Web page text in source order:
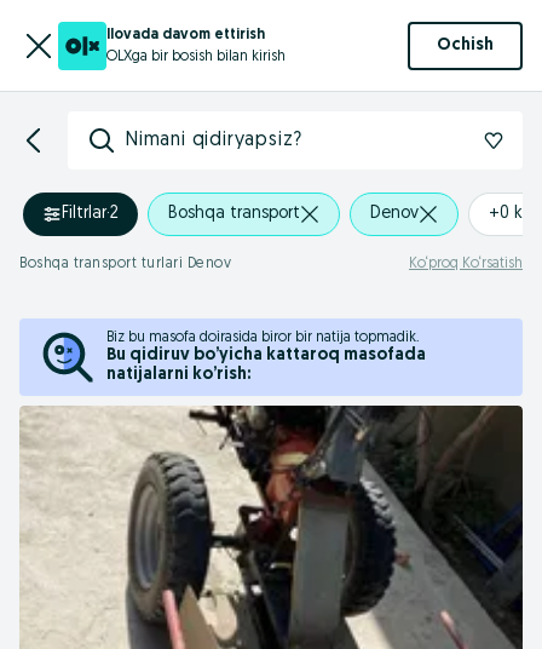
Ilovada davom ettirish
OLXga bir bosish bilan kirish
Ochish
Nimani qidiryapsiz?
Filtrlar·2 Boshqa transport Denov +0 km
Boshqa transport turlari Denov Ko‘proq Ko‘rsatish
Biz bu masofa doirasida biror bir natija topmadik.
Bu qidiruv bo’yicha kattaroq masofada
natijalarni ko’rish: